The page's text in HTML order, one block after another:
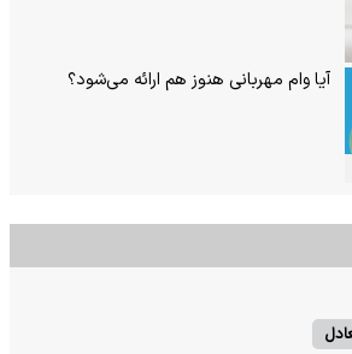
آیا وام مهربانی هنوز هم ارائه می‌شود؟